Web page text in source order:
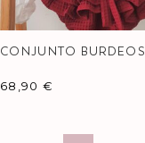
CONJUNTO BURDEOS
68,90 €